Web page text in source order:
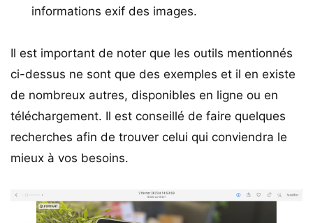
informations exif des images.
Il est important de noter que les outils mentionnés
ci-dessus ne sont que des exemples et il en existe
de nombreux autres, disponibles en ligne ou en
téléchargement. Il est conseillé de faire quelques
recherches afin de trouver celui qui conviendra le
mieux à vos besoins.